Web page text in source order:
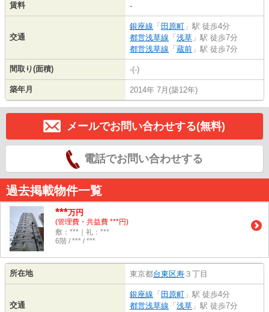
賃料 -
交通
銀座線 「 田原町 」駅 徒歩4分
都営浅草線 「 浅草 」駅 徒歩7分
都営浅草線 「 蔵前 」駅 徒歩7分
間取り(面積) -(-)
築年月 2014年 7月(築12年)
メールでお問い合わせする(無料)
電話でお問い合わせする
過去掲載物件一覧
***万円
(管理費・共益費 ***円)
敷：***｜礼：***
6階 / *** / ***
所在地 東京都台東区寿 ３丁目
交通
銀座線 「 田原町 」駅 徒歩4分
都営浅草線 「 浅草 」駅 徒歩7分